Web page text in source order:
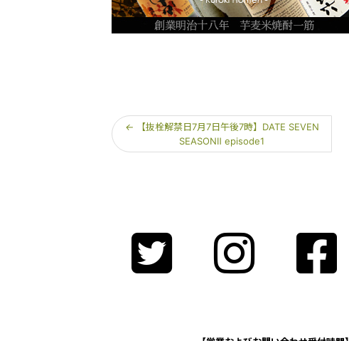
← 【抜栓解禁日7月7日午後7時】DATE SEVEN
SEASONⅡ episode1